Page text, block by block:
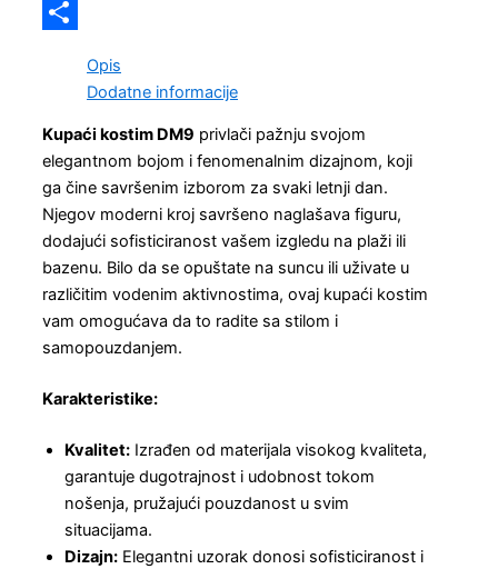
Viber
Opis
Dodatne informacije
Kupaći kostim DM9 privlači pažnju svojom
elegantnom bojom i fenomenalnim dizajnom, koji
ga čine savršenim izborom za svaki letnji dan.
Njegov moderni kroj savršeno naglašava figuru,
dodajući sofisticiranost vašem izgledu na plaži ili
bazenu. Bilo da se opuštate na suncu ili uživate u
različitim vodenim aktivnostima, ovaj kupaći kostim
vam omogućava da to radite sa stilom i
samopouzdanjem.
Karakteristike:
Kvalitet: Izrađen od materijala visokog kvaliteta,
garantuje dugotrajnost i udobnost tokom
nošenja, pružajući pouzdanost u svim
situacijama.
Dizajn: Elegantni uzorak donosi sofisticiranost i